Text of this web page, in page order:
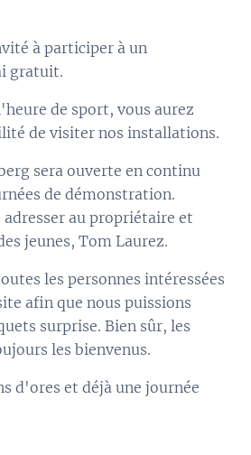
à participer à un
gratuit.
de sport, vous aurez
de visiter nos installations.
sera ouverte en continu
de démonstration.
adresser au propriétaire et
jeunes, Tom Laurez.
les personnes intéressées
afin que nous puissions
surprise. Bien sûr, les
les bienvenus.
d'ores et déjà une journée